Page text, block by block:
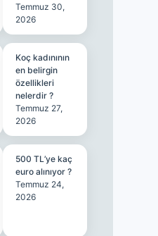
Temmuz 30,
2026
Koç kadınının
en belirgin
özellikleri
nelerdir ?
Temmuz 27,
2026
500 TL’ye kaç
euro alınıyor ?
Temmuz 24,
2026